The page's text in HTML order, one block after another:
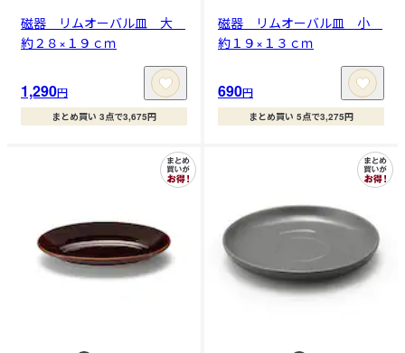
磁器 リムオーバル皿 大
約２８×１９ｃｍ
1,290円
まとめ買い 3点で3,675円
磁器 リムオーバル皿 小
約１９×１３ｃｍ
690円
まとめ買い 5点で3,275円